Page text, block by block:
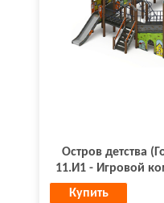
Остров детства
11.И1 - Игровой
Купить